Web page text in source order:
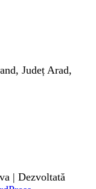
Județ Arad,
| Dezvoltată